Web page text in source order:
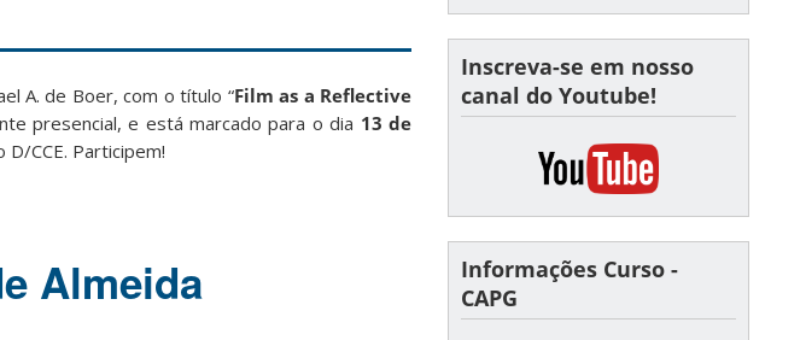
A. de Boer, com o título “Film as a Reflective
presencial, e está marcado para o dia 13 de
D/CCE. Participem!
Almeida
Inscreva-se em nosso
canal do Youtube!
Informações Curso -
CAPG